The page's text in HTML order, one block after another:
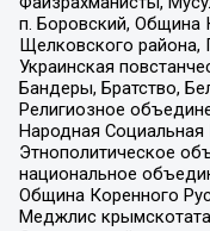
п. Боровский, Община
Щелковского
Украинская
Бандеры, Братство,
Религиозное
Народная Социальная
Этнополитическое
национальное
Община Коренного
Меджлис